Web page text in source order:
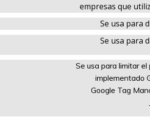
empresas que
Se usa para
Se usa para
Se usa para limitar
implementado
Google Tag